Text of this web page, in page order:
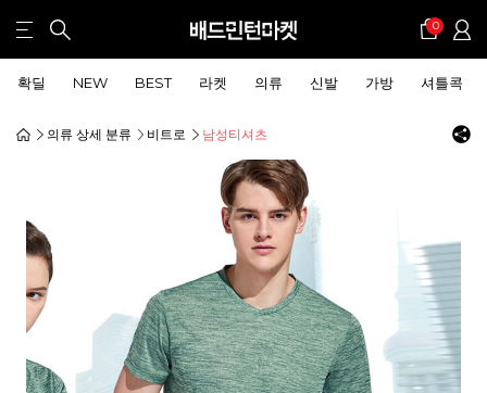
0
확딜 NEW BEST 라켓 의류 신발 가방 셔틀콕
의류 상세 분류 비트로 남성티셔츠